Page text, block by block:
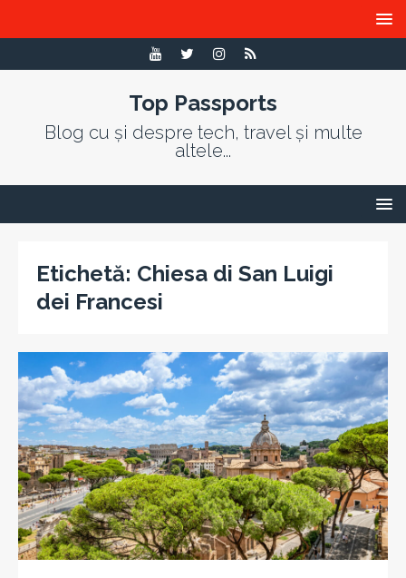
Top Passports
Blog cu și despre tech, travel și multe
altele...
Etichetă: Chiesa di San Luigi
dei Francesi